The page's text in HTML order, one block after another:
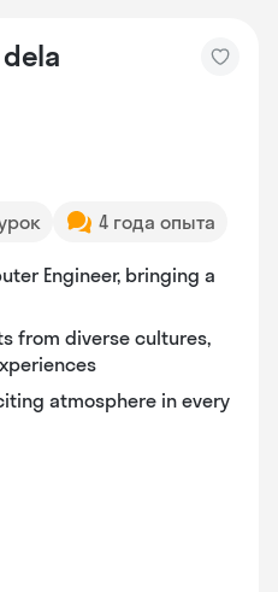
4 года опыта
Engineer, bringing a
from diverse cultures,
atmosphere in every